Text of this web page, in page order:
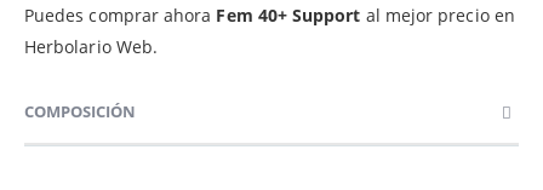
Puedes comprar ahora Fem 40+ Support al mejor precio en
Herbolario Web.
COMPOSICIÓN